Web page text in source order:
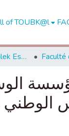
of TOUBK@l
Université Abdelmalek Essaadi - Tétouan
مؤسسة
الوطني